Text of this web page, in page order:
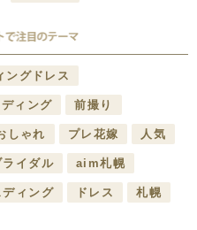
ングドレス
ィング 前撮り
しゃれ プレ花嫁 人気
ライダル aim札幌
ディング ドレス 札幌